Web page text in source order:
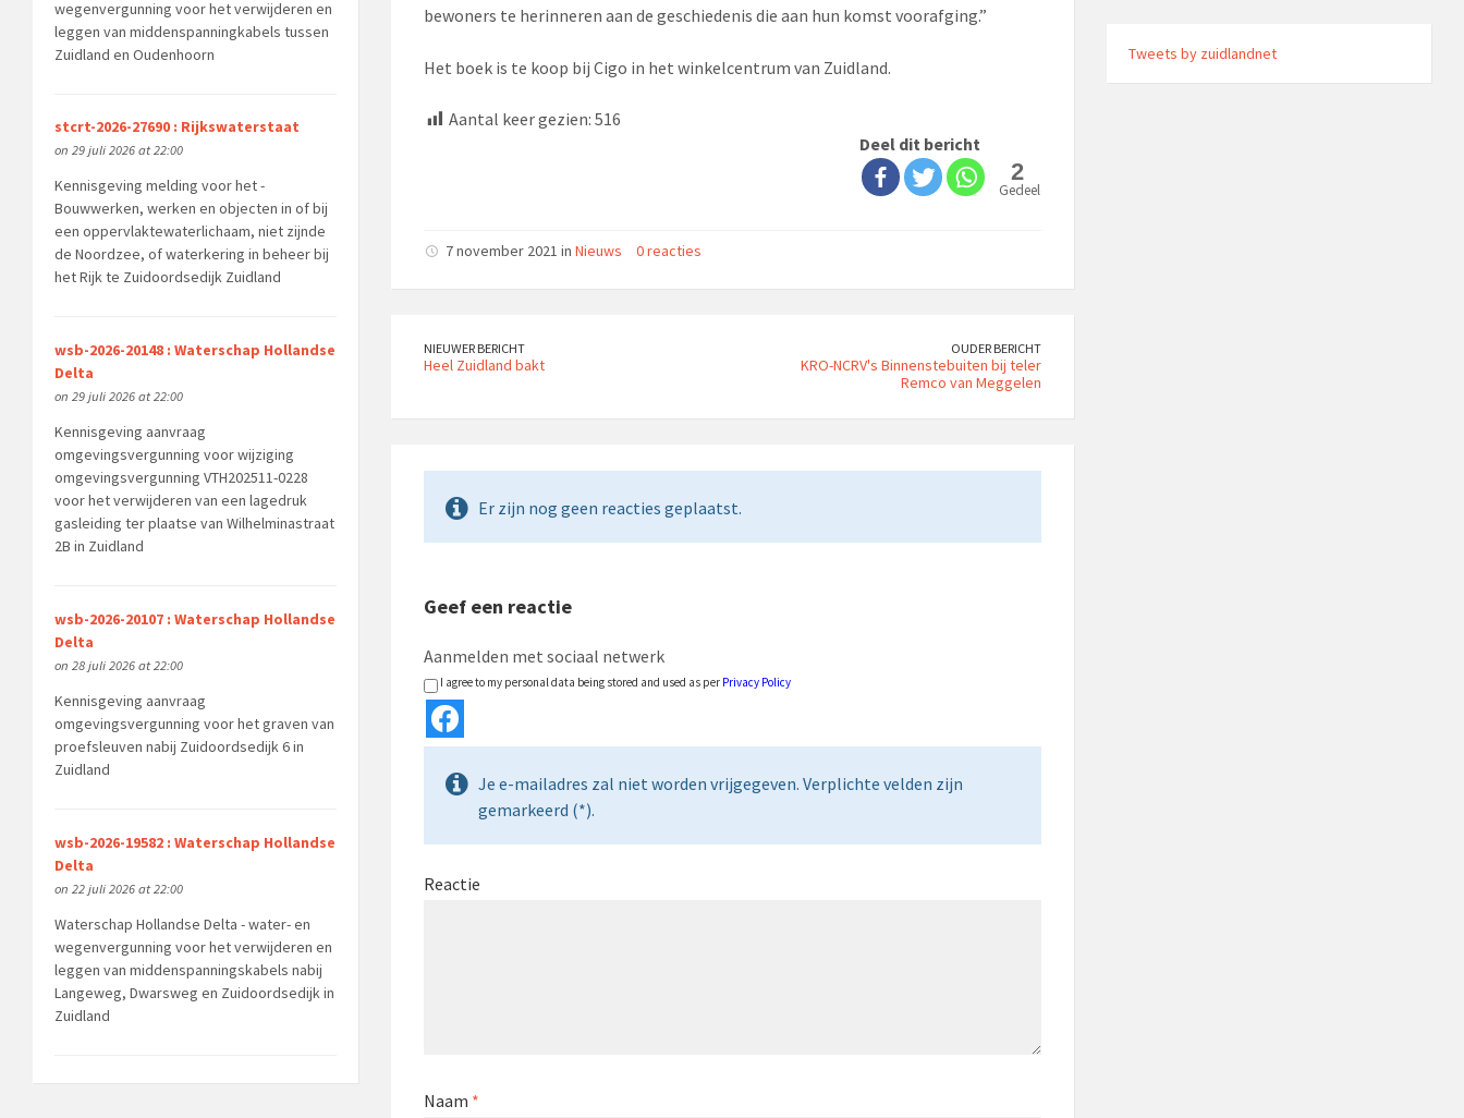
bewoners te herinneren aan de geschiedenis die aan hun komst voorafging.”
Het boek is te koop bij Cigo in het winkelcentrum van Zuidland.
Aantal keer gezien: 516
Deel dit bericht
2
Gedeeld
7 november 2021 in Nieuws 0 reacties
NIEUWER BERICHT
Heel Zuidland bakt
OUDER BERICHT
KRO-NCRV's Binnenstebuiten bij teler
Remco van Meggelen
Er zijn nog geen reacties geplaatst.
Geef een reactie
Aanmelden met sociaal netwerk
I agree to my personal data being stored and used as per Privacy Policy
Je e-mailadres zal niet worden vrijgegeven. Verplichte velden zijn
gemarkeerd (*).
Reactie
Naam *
wegenvergunning voor het verwijderen en
leggen van middenspanningkabels tussen
Zuidland en Oudenhoorn
stcrt-2026-27690 : Rijkswaterstaat
on 29 juli 2026 at 22:00
Kennisgeving melding voor het -
Bouwwerken, werken en objecten in of bij
een oppervlaktewaterlichaam, niet zijnde
de Noordzee, of waterkering in beheer bij
het Rijk te Zuidoordsedijk Zuidland
wsb-2026-20148 : Waterschap Hollandse
Delta
on 29 juli 2026 at 22:00
Kennisgeving aanvraag
omgevingsvergunning voor wijziging
omgevingsvergunning VTH202511-0228
voor het verwijderen van een lagedruk
gasleiding ter plaatse van Wilhelminastraat
2B in Zuidland
wsb-2026-20107 : Waterschap Hollandse
Delta
on 28 juli 2026 at 22:00
Kennisgeving aanvraag
omgevingsvergunning voor het graven van
proefsleuven nabij Zuidoordsedijk 6 in
Zuidland
wsb-2026-19582 : Waterschap Hollandse
Delta
on 22 juli 2026 at 22:00
Waterschap Hollandse Delta - water- en
wegenvergunning voor het verwijderen en
leggen van middenspanningskabels nabij
Langeweg, Dwarsweg en Zuidoordsedijk in
Zuidland
Tweets by zuidlandnet